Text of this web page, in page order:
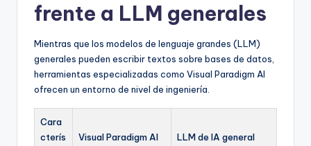
frente a LLM generales
Mientras que los modelos de lenguaje grandes (LLM)
generales pueden escribir textos sobre bases de datos,
herramientas especializadas como Visual Paradigm AI
ofrecen un entorno de nivel de ingeniería.
Cara
cterís
Visual Paradigm AI LLM de IA general